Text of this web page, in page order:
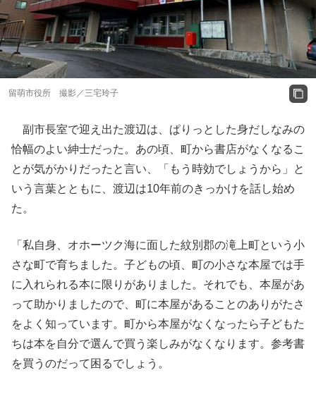
留萌市役所 撮影／三宅玲子
副市長室で迎え出た渡辺は、ぱりっとした身だしなみの
恰幅のよい紳士だった。あの頃、町から書店がなくなるこ
とが気がかりだったと言い、「もう時効でしょうから」と
いう言葉とともに、渡辺は10年前のきっかけを話し始め
た。
「私自身、オホーツク海に面した紋別郡の滝上町という小
さな町で育ちました。子どもの頃、町の小さな本屋では手
に入れられる本に限りがありました。それでも、本屋があ
って助かりましたので、町に本屋があることのありがたさ
をよく知っています。町から本屋がなくなったら子どもた
ちは本を自分で選んで買う楽しみがなくなります。参考書
を買うのだって困るでしょう。